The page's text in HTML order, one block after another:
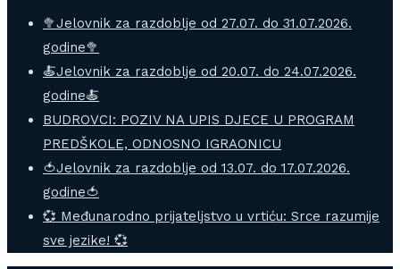
🥦Jelovnik za razdoblje od 27.07. do 31.07.2026.
godine🥦
🍝Jelovnik za razdoblje od 20.07. do 24.07.2026.
godine🍝
BUDROVCI: POZIV NA UPIS DJECE U PROGRAM
PREDŠKOLE, ODNOSNO IGRAONICU
🍅Jelovnik za razdoblje od 13.07. do 17.07.2026.
godine🍅
💞 Međunarodno prijateljstvo u vrtiću: Srce razumije
sve jezike! 💞